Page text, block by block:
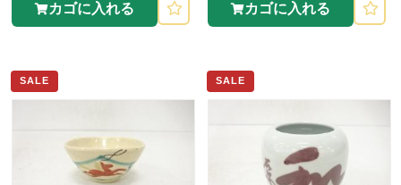
カゴに入れる カゴに入れる
SALE SALE